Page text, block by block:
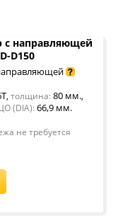
с направляющей
D150
, толщина: 80 мм.,
(DIA): 66,9 мм.
не требуется